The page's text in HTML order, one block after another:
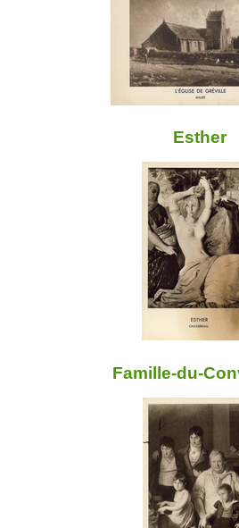
Esther
Famille-du-